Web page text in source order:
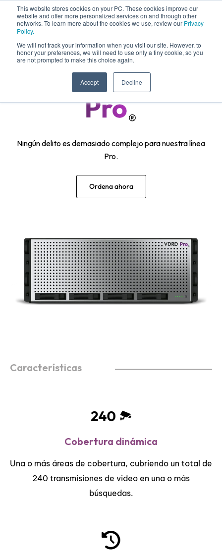
This website stores cookies on your PC. These cookies improve our
website and offer more personalized services on and through other
networks. To learn more about the cookies we use, review our Privacy
Policy.
We will not track your information when you visit our site. However, to
honor your preferences, we will need to use only a tiny cookie, so you
are not prompted to make this choice again.
Accept Decline
Ningún delito es demasiado complejo para nuestra línea
Pro.
Ordena ahora
Características
Cobertura dinámica
Una o más áreas de cobertura, cubriendo un total de
240 transmisiones de video en una o más
búsquedas.